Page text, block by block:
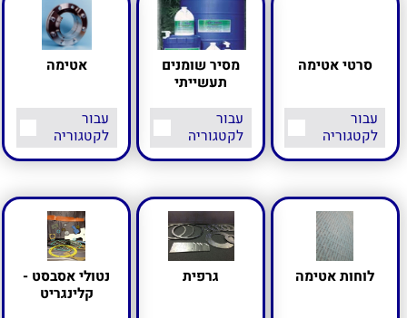
סרטי אטימה
עבור
לקטגוריה
מסיר שומנים
תעשייתי
עבור
לקטגוריה
אטימה
עבור
לקטגוריה
לוחות אטימה גרפית
נטולי אסבסט -
קלינגריט